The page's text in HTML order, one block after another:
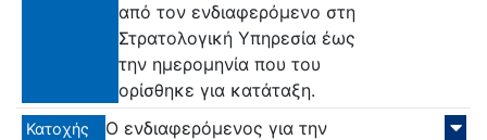
από τον ενδιαφερόμενο στη
Στρατολογική Υπηρεσία έως
την ημερομηνία που του
ορίσθηκε για κατάταξη.
Κατοχής
Ο ενδιαφερόμενος για την